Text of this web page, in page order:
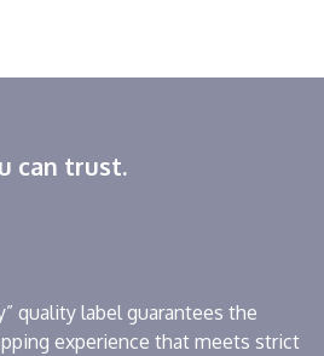
can trust.
quality label guarantees the
experience that meets strict